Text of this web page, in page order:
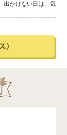
出かけない日は、気